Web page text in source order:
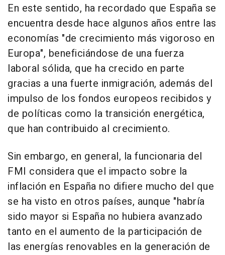
En este sentido, ha recordado que España se
encuentra desde hace algunos años entre las
economías "de crecimiento más vigoroso en
Europa", beneficiándose de una fuerza
laboral sólida, que ha crecido en parte
gracias a una fuerte inmigración, además del
impulso de los fondos europeos recibidos y
de políticas como la transición energética,
que han contribuido al crecimiento.
Sin embargo, en general, la funcionaria del
FMI considera que el impacto sobre la
inflación en España no difiere mucho del que
se ha visto en otros países, aunque "habría
sido mayor si España no hubiera avanzado
tanto en el aumento de la participación de
las energías renovables en la generación de